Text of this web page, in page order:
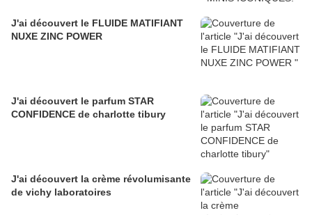
J'ai découvert le FLUIDE MATIFIANT
NUXE ZINC POWER
J'ai découvert le parfum STAR
CONFIDENCE de charlotte tibury
J'ai découvert la crème révolumisante
de vichy laboratoires